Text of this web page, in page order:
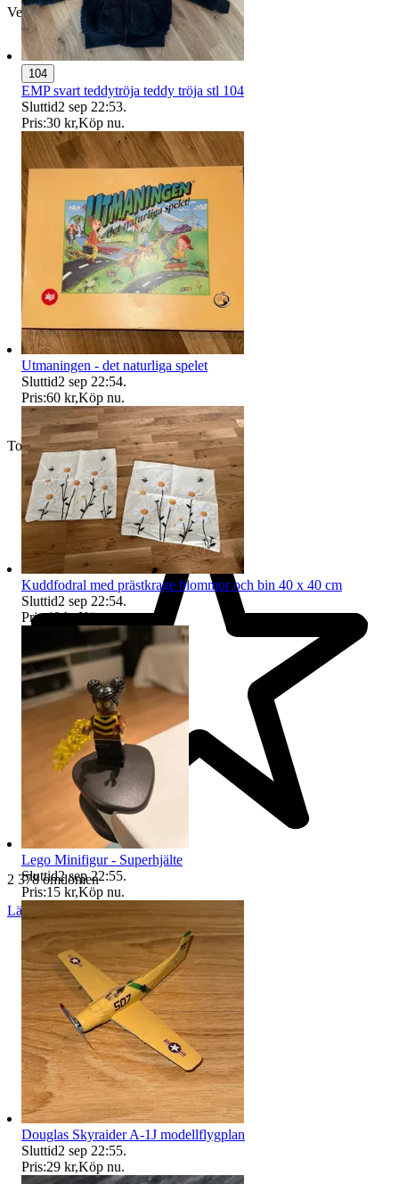
Verifierad
Toppsäljare
2 378 omdömen
Läs omdömen
104
EMP svart teddytröja teddy tröja stl 104
Sluttid2 sep 22:53.
Pris:30 kr,Köp nu.
Utmaningen - det naturliga spelet
Sluttid2 sep 22:54.
Pris:60 kr,Köp nu.
Kuddfodral med prästkrage blommor och bin 40 x 40 cm
Sluttid2 sep 22:54.
Pris:40 kr,Köp nu.
Lego Minifigur - Superhjälte
Sluttid2 sep 22:55.
Pris:15 kr,Köp nu.
Douglas Skyraider A-1J modellflygplan
Sluttid2 sep 22:55.
Pris:29 kr,Köp nu.